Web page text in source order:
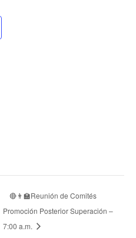
🔴👨‍🏫Reunión de Comités
Promoción Posterior Superación –
7:00 a.m.